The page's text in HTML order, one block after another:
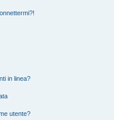
in linea?
utente?